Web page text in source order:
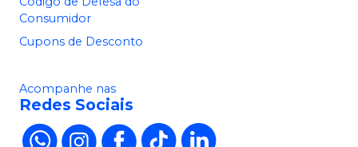
Consumidor
Cupons de Desconto
Acompanhe nas
Redes Sociais